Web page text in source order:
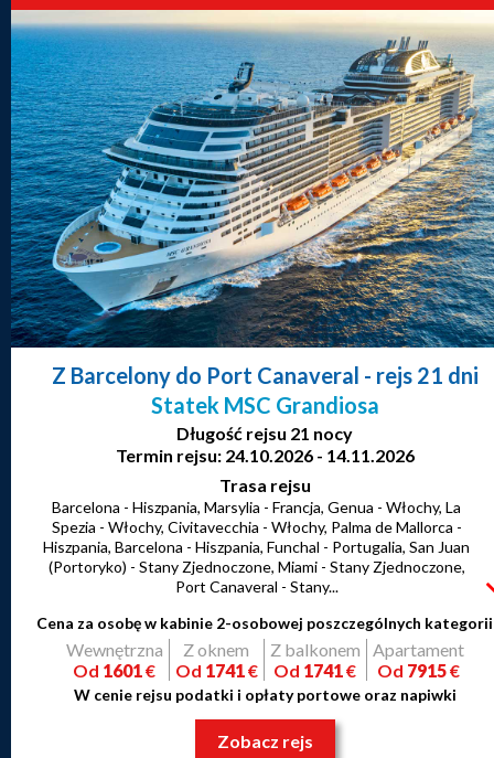
Z Barcelony do Port Canaveral - rejs 21 dni
Statek MSC Grandiosa
Długość rejsu 21 nocy
Termin rejsu: 24.10.2026 - 14.11.2026
Trasa rejsu
Barcelona - Hiszpania, Marsylia - Francja, Genua - Włochy, La
Spezia - Włochy, Civitavecchia - Włochy, Palma de Mallorca -
Hiszpania, Barcelona - Hiszpania, Funchal - Portugalia, San Juan
(Portoryko) - Stany Zjednoczone, Miami - Stany Zjednoczone,
Port Canaveral - Stany...
Cena za osobę w kabinie 2-osobowej poszczególnych kategorii
Wewnętrzna
Od 1601€
Z oknem
Od 1741€
Z balkonem
Od 1741€
Apartament
Od 7915€
W cenie rejsu podatki i opłaty portowe oraz napiwki
Zobacz rejs